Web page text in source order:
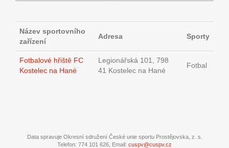
Název sportovního
zařízení
Adresa Sporty
Fotbalové hřiště FC
Kostelec na Hané
Legionářská 101, 798
41 Kostelec na Hané
Fotbal
Data spravuje Okresní sdružení České unie sportu Prostějovska, z. s.
Telefon: 774 101 626, Email: cuspv@cuspv.cz